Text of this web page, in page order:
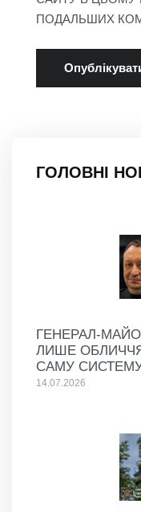
ПОДАЛЬШИХ
ГОЛОВНІ
ГЕНЕРАЛ-
ЛИШЕ
САМУ
14.07.2026